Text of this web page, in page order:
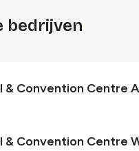
bedrijven
& Convention Centre
& Convention Centre